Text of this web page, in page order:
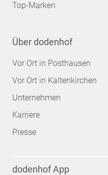
Top-Marken
Über dodenhof
Vor Ort in Posthausen
Vor Ort in Kaltenkirchen
Unternehmen
Karriere
Presse
dodenhof App